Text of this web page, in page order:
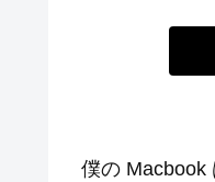
僕の Macbook